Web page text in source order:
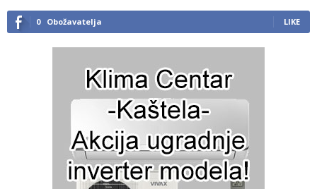
0 Obožavatelja LIKE